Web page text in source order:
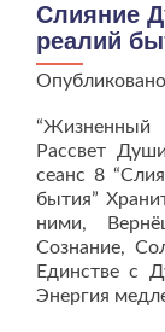
Слияние
реалий
Опубликовано
Рассвет
сеанс 8
бытия”
ними,
Сознание,
Единстве с
Энергия